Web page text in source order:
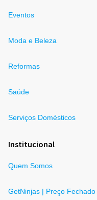
Eventos
Moda e Beleza
Reformas
Saúde
Serviços Domésticos
Institucional
Quem Somos
GetNinjas | Preço Fechado